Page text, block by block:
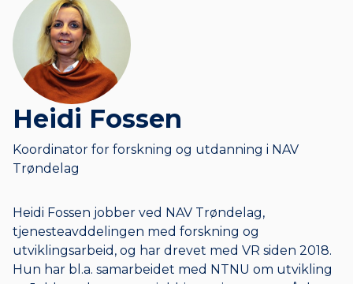
Heidi Fossen
Koordinator for forskning og utdanning i NAV
Trøndelag
Heidi Fossen jobber ved NAV Trøndelag,
tjenesteavddelingen med forskning og
utviklingsarbeid, og har drevet med VR siden 2018.
Hun har bl.a. samarbeidet med NTNU om utvikling